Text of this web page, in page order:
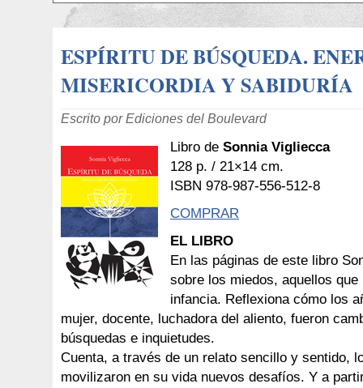
ESPÍRITU DE BÚSQUEDA.
MISERICORDIA Y SABIDURÍA
Escrito por Ediciones del Boulevard
Libro de Sonnia Vigliecca
128 p. / 21×14 cm.
ISBN 978-987-556-512-8
COMPRAR
EL LIBRO
En las páginas de este libro
sobre los miedos, aquellos
infancia. Reflexiona cómo los
mujer, docente, luchadora del aliento, fueron
búsquedas e inquietudes.
Cuenta, a través de un relato sencillo y sentido,
movilizaron en su vida nuevos desafíos. Y a